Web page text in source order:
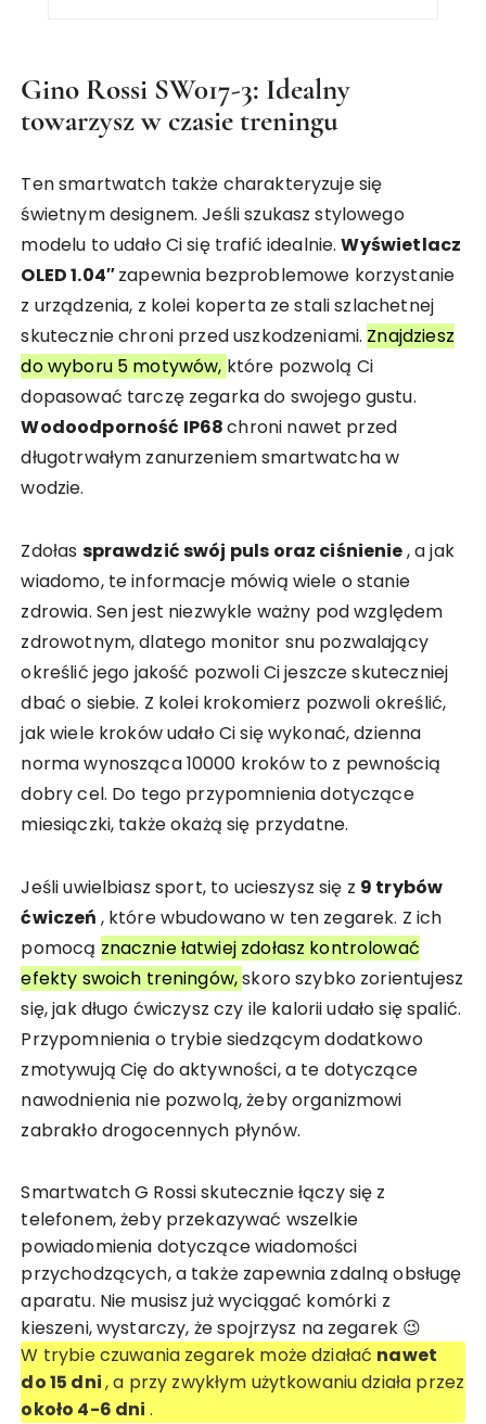
Gino Rossi SW017-3: Idealny
towarzysz w czasie treningu
Ten smartwatch także charakteryzuje się
świetnym designem. Jeśli szukasz stylowego
modelu to udało Ci się trafić idealnie.Wyświetlacz
OLED 1.04″zapewnia bezproblemowe korzystanie
z urządzenia, z kolei koperta ze stali szlachetnej
skutecznie chroni przed uszkodzeniami. Znajdziesz
do wyboru 5 motywów, które pozwolą Ci
dopasować tarczę zegarka do swojego gustu.
Wodoodporność IP68chroni nawet przed
długotrwałym zanurzeniem smartwatcha w
wodzie.
Zdołas sprawdzić swój puls oraz ciśnienie, a jak
wiadomo, te informacje mówią wiele o stanie
zdrowia. Sen jest niezwykle ważny pod względem
zdrowotnym, dlatego monitor snu pozwalający
określić jego jakość pozwoli Ci jeszcze skuteczniej
dbać o siebie. Z kolei krokomierz pozwoli określić,
jak wiele kroków udało Ci się wykonać, dzienna
norma wynosząca 10000 kroków to z pewnością
dobry cel. Do tego przypomnienia dotyczące
miesiączki, także okażą się przydatne.
Jeśli uwielbiasz sport, to ucieszysz się z 9 trybów
ćwiczeń , które wbudowano w ten zegarek. Z ich
pomocą znacznie łatwiej zdołasz kontrolować
efekty swoich treningów,skoro szybko zorientujesz
się, jak długo ćwiczysz czy ile kalorii udało się spalić.
Przypomnienia o trybie siedzącym dodatkowo
zmotywują Cię do aktywności, a te dotyczące
nawodnienia nie pozwolą, żeby organizmowi
zabrakło drogocennych płynów.
Smartwatch G Rossi skutecznie łączy się z
telefonem, żeby przekazywać wszelkie
powiadomienia dotyczące wiadomości
przychodzących, a także zapewnia zdalną obsługę
aparatu. Nie musisz już wyciągać komórki z
kieszeni, wystarczy, że spojrzysz na zegarek 😉
W trybie czuwania zegarek może działać nawet
do 15 dni, a przy zwykłym użytkowaniu działa przez
około 4-6 dni .